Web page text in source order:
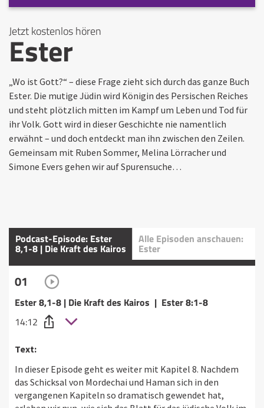
Jetzt kostenlos hören
Ester
„Wo ist Gott?“ – diese Frage zieht sich durch das ganze Buch
Ester. Die mutige Jüdin wird Königin des Persischen Reiches
und steht plötzlich mitten im Kampf um Leben und Tod für
ihr Volk. Gott wird in dieser Geschichte nie namentlich
erwähnt – und doch entdeckt man ihn zwischen den Zeilen.
Gemeinsam mit Ruben Sommer, Melina Lörracher und
Simone Evers gehen wir auf Spurensuche…
Podcast-Episode: Ester
8,1-8 | Die Kraft des Kairos
Alle Episoden anschauen:
Ester
01
Ester 8,1-8 | Die Kraft des Kairos | Ester 8:1-8
14:12
Text:
In dieser Episode geht es weiter mit Kapitel 8. Nachdem
das Schicksal von Mordechai und Haman sich in den
vergangenen Kapiteln so dramatisch gewendet hat,